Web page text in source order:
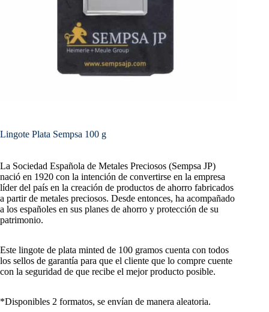
Lingote Plata Sempsa 100 g
La Sociedad Española de Metales Preciosos (Sempsa JP)
nació en 1920 con la intención de convertirse en la empresa
líder del país en la creación de productos de ahorro fabricados
a partir de metales preciosos. Desde entonces, ha acompañado
a los españoles en sus planes de ahorro y protección de su
patrimonio.
Este lingote de plata minted de 100 gramos cuenta con todos
los sellos de garantía para que el cliente que lo compre cuente
con la seguridad de que recibe el mejor producto posible.
*Disponibles 2 formatos, se envían de manera aleatoria.